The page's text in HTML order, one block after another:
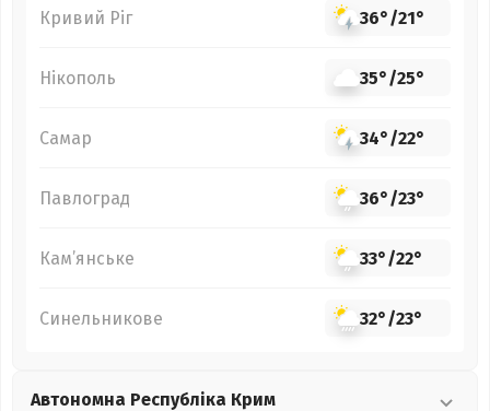
Кривий Ріг 36°/21°
Нікополь 35°/25°
Самар 34°/22°
Павлоград 36°/23°
Кам’янське 33°/22°
Синельникове 32°/23°
Автономна Республіка Крим